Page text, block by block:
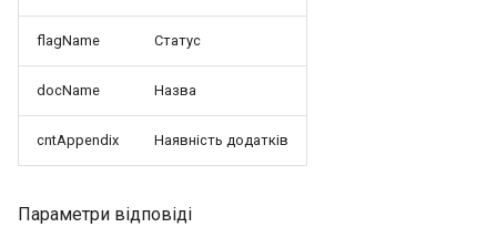
flagName Статус
docName Назва
cntAppendix Наявність додатків
Параметри відповіді